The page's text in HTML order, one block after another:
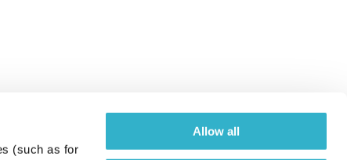
(such as for
Allow all